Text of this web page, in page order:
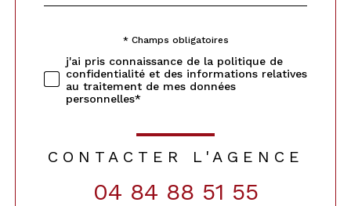
Validation* Champs obligatoires
j'ai pris connaissance de la politique de
confidentialité et des informations relatives
au traitement de mes données
personnelles*
CONTACTER L'AGENCE
04 84 88 51 55